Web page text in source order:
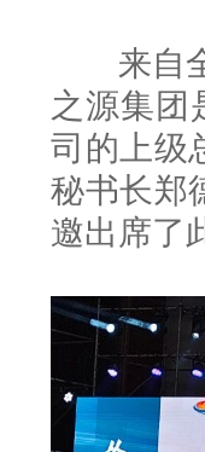
来自全
之源集团
司的上级
秘书长郑
邀出席了